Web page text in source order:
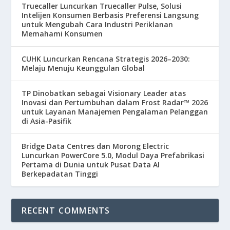
Truecaller Luncurkan Truecaller Pulse, Solusi
Intelijen Konsumen Berbasis Preferensi Langsung
untuk Mengubah Cara Industri Periklanan
Memahami Konsumen
CUHK Luncurkan Rencana Strategis 2026–2030:
Melaju Menuju Keunggulan Global
TP Dinobatkan sebagai Visionary Leader atas
Inovasi dan Pertumbuhan dalam Frost Radar™ 2026
untuk Layanan Manajemen Pengalaman Pelanggan
di Asia-Pasifik
Bridge Data Centres dan Morong Electric
Luncurkan PowerCore 5.0, Modul Daya Prefabrikasi
Pertama di Dunia untuk Pusat Data AI
Berkepadatan Tinggi
RECENT COMMENTS